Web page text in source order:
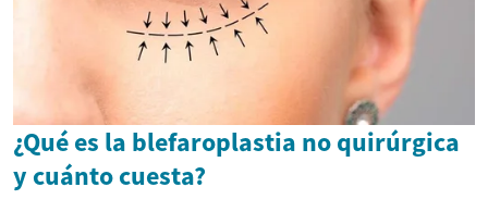
¿Qué es la blefaroplastia no quirúrgica
y cuánto cuesta?